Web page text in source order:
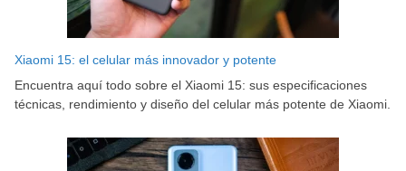
Xiaomi 15: el celular más innovador y potente
Encuentra aquí todo sobre el Xiaomi 15: sus especificaciones
técnicas, rendimiento y diseño del celular más potente de Xiaomi.